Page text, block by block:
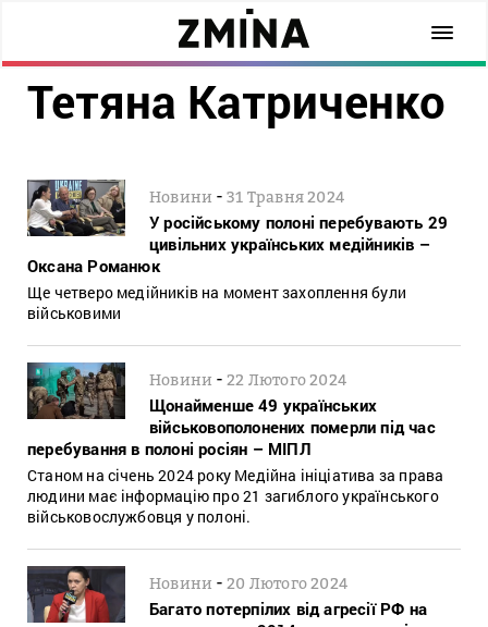
Тетяна Катриченко
Новини -31 Травня 2024
У російському полоні перебувають 29
цивільних українських медійників –
Оксана Романюк
Ще четверо медійників на момент захоплення були
військовими
Новини -22 Лютого 2024
Щонайменше 49 українських
військовополонених померли під час
перебування в полоні росіян – МІПЛ
Станом на січень 2024 року Медійна ініціатива за права
людини має інформацію про 21 загиблого українського
військовослужбовця у полоні.
Новини -20 Лютого 2024
Багато потерпілих від агресії РФ на